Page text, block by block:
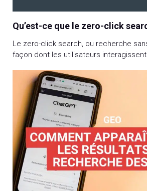
Qu’est-ce que le zero-click
Le zero-click search, ou recherche
façon dont les utilisateurs
des requêtes Google aboutissant à
pertinente et directe sur la page de
phénomène impacte significativement
Fonctionnement, recherches
référencement naturel, […]